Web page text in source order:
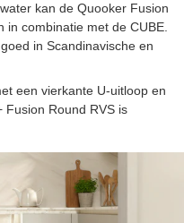
kan de Quooker Fusion
in combinatie met de CUBE.
in Scandinavische en
een vierkante U-uitloop en
Fusion Round RVS is